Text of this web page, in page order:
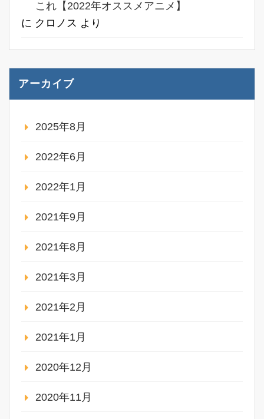
これ【2022年オススメアニメ】
に クロノス より
アーカイブ
2025年8月
2022年6月
2022年1月
2021年9月
2021年8月
2021年3月
2021年2月
2021年1月
2020年12月
2020年11月